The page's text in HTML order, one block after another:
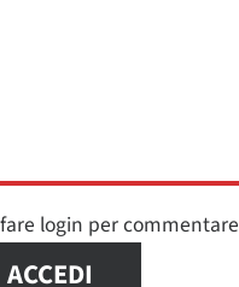
login per commentare
ACCEDI